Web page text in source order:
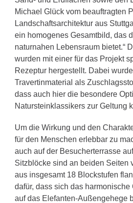
Michael Glück vom beauftragten
Landschaftsarchitektur aus
ein homogenes Gesamtbild, das
naturnahen Lebensraum bietet.“
wurden mit einer für das Projekt
Rezeptur hergestellt. Dabei
Travertinmaterial als
dass auch hier die besondere
Natursteinklassikers zur Geltung
Um die Wirkung und den
für den Menschen erlebbar zu
auch auf der Besucherterrasse
Sitzblöcke sind an beiden Seiten
aus insgesamt 18 Blockstufen
dafür, dass sich das
auf das Elefanten-Außengehege